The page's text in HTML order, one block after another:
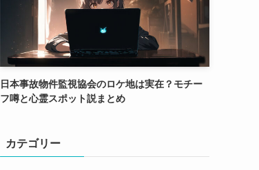
日本事故物件監視協会のロケ地は実在？モチー
フ噂と心霊スポット説まとめ
カテゴリー